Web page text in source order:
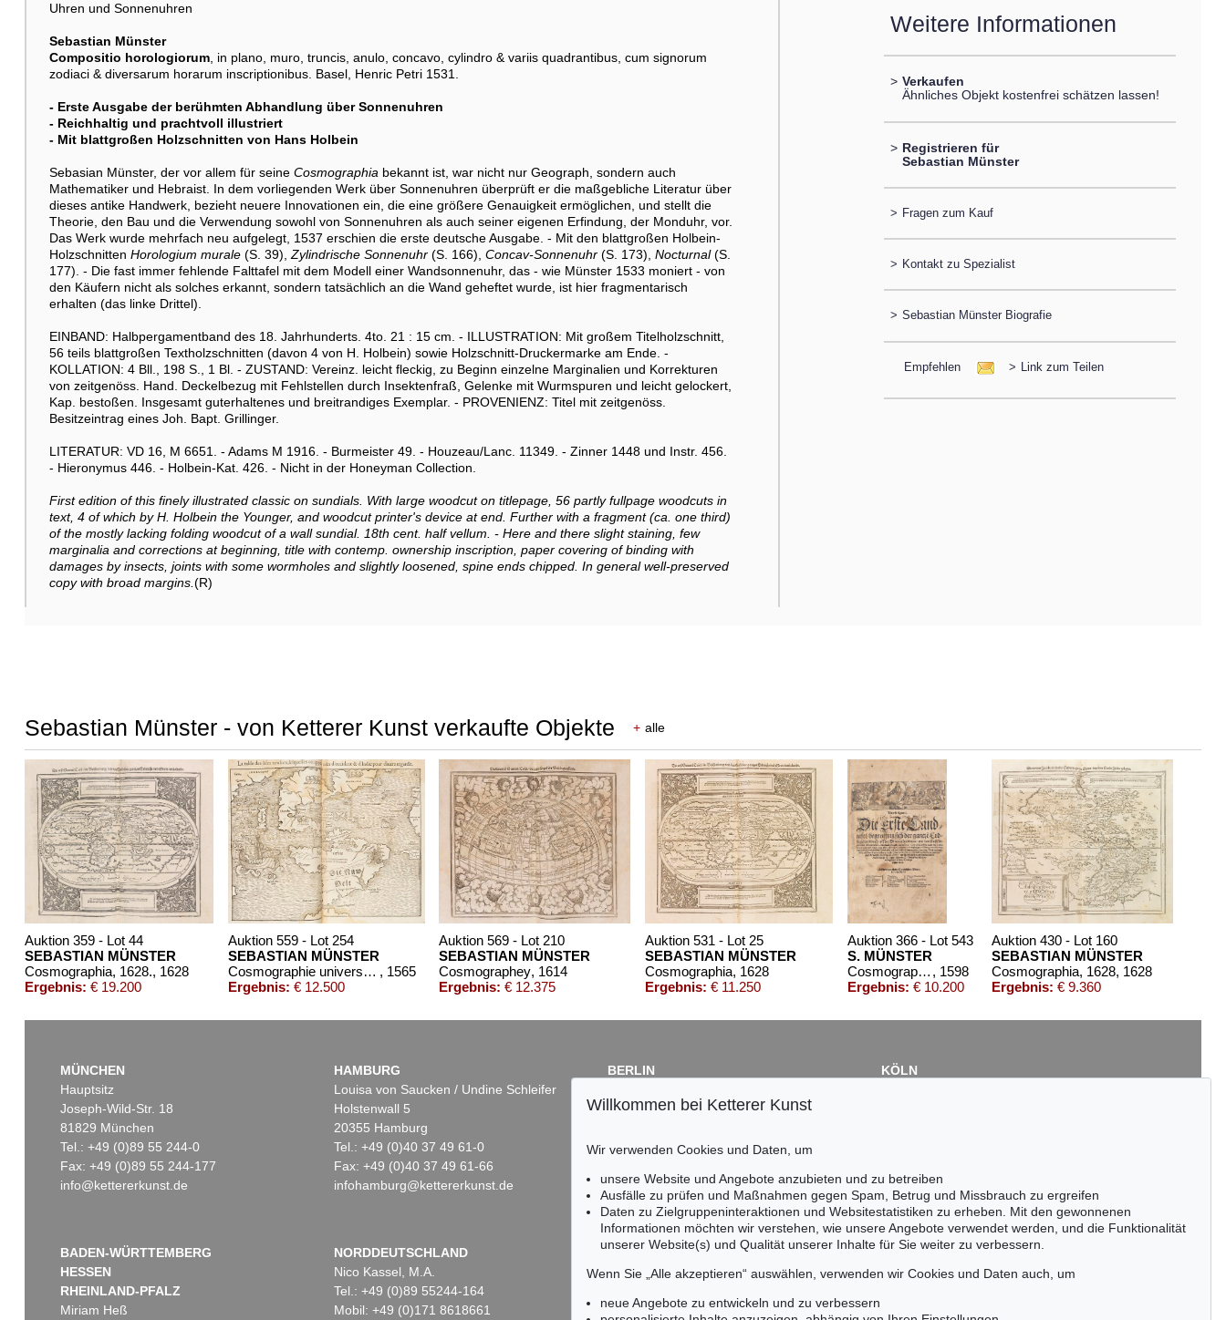
Uhren und Sonnenuhren
Sebastian Münster
Compositio horologiorum, in plano, muro, truncis, anulo, concavo, cylindro & variis quadrantibus, cum signorum
zodiaci & diversarum horarum inscriptionibus. Basel, Henric Petri 1531.
- Erste Ausgabe der berühmten Abhandlung über Sonnenuhren
- Reichhaltig und prachtvoll illustriert
- Mit blattgroßen Holzschnitten von Hans Holbein
Sebasian Münster, der vor allem für seine Cosmographiabekannt ist, war nicht nur Geograph, sondern auch
Mathematiker und Hebraist. In dem vorliegenden Werk über Sonnenuhren überprüft er die maßgebliche Literatur über
dieses antike Handwerk, bezieht neuere Innovationen ein, die eine größere Genauigkeit ermöglichen, und stellt die
Theorie, den Bau und die Verwendung sowohl von Sonnenuhren als auch seiner eigenen Erfindung, der Monduhr, vor.
Das Werk wurde mehrfach neu aufgelegt, 1537 erschien die erste deutsche Ausgabe. - Mit den blattgroßen Holbein-
Holzschnitten Horologium murale(S. 39),Zylindrische Sonnenuhr (S. 166), Concav-Sonnenuhr(S. 173), Nocturnal(S.
177). - Die fast immer fehlende Falttafel mit dem Modell einer Wandsonnenuhr, das - wie Münster 1533 moniert - von
den Käufern nicht als solches erkannt, sondern tatsächlich an die Wand geheftet wurde, ist hier fragmentarisch
erhalten (das linke Drittel).
EINBAND: Halbpergamentband des 18. Jahrhunderts. 4to. 21 : 15 cm. - ILLUSTRATION: Mit großem Titelholzschnitt,
56 teils blattgroßen Textholzschnitten (davon 4 von H. Holbein) sowie Holzschnitt-Druckermarke am Ende. -
KOLLATION: 4 Bll., 198 S., 1 Bl. - ZUSTAND: Vereinz. leicht fleckig, zu Beginn einzelne Marginalien und Korrekturen
von zeitgenöss. Hand. Deckelbezug mit Fehlstellen durch Insektenfraß, Gelenke mit Wurmspuren und leicht gelockert,
Kap. bestoßen. Insgesamt guterhaltenes und breitrandiges Exemplar. - PROVENIENZ: Titel mit zeitgenöss.
Besitzeintrag eines Joh. Bapt. Grillinger.
LITERATUR: VD 16, M 6651. - Adams M 1916. - Burmeister 49. - Houzeau/Lanc. 11349. - Zinner 1448 und Instr. 456.
- Hieronymus 446. - Holbein-Kat. 426. - Nicht in der Honeyman Collection.
First edition of this finely illustrated classic on sundials. With large woodcut on titlepage, 56 partly fullpage woodcuts in
text, 4 of which by H. Holbein the Younger, and woodcut printer's device at end. Further with a fragment (ca. one third)
of the mostly lacking folding woodcut of a wall sundial. 18th cent. half vellum. - Here and there slight staining, few
marginalia and corrections at beginning, title with contemp. ownership inscription, paper covering of binding with
damages by insects, joints with some wormholes and slightly loosened, spine ends chipped. In general well-preserved
copy with broad margins.(R)
Weitere Informationen
> Verkaufen
Ähnliches Objekt kostenfrei schätzen lassen!
> Registrieren für
Sebastian Münster
> Fragen zum Kauf
> Kontakt zu Spezialist
> Sebastian Münster Biografie
Empfehlen > Link zum Teilen
Sebastian Münster - von Ketterer Kunst verkaufte Objekte + alle
Auktion 359 - Lot 44
SEBASTIAN MÜNSTER
Cosmographia, 1628., 1628
Ergebnis: € 19.200
Auktion 559 - Lot 254
SEBASTIAN MÜNSTER
Cosmographie universelle , 1565
Ergebnis: € 12.500
Auktion 569 - Lot 210
SEBASTIAN MÜNSTER
Cosmographey, 1614
Ergebnis: € 12.375
Auktion 531 - Lot 25
SEBASTIAN MÜNSTER
Cosmographia, 1628
Ergebnis: € 11.250
Auktion 366 - Lot 543
S. MÜNSTER
Cosmographey. Basel 1598. , 1598
Ergebnis: € 10.200
Auktion 430 - Lot 160
SEBASTIAN MÜNSTER
Cosmographia, 1628, 1628
Ergebnis: € 9.360
Auktion 266 - Lot 42
Auktion 287 - Lot 493
Auktion 305 - Lot 590
Auktion 604 - Lot 180
SEBASTIAN MÜNSTER
, 1574
Ergebnis:€ 6.350
Auktion 491 - Lot 170
SEBASTIAN MÜNSTER
, 1578
Ergebnis: € 6.125
MÜNCHEN
Hauptsitz
Joseph-Wild-Str. 18
81829 München
Tel.: +49 (0)89 55 244-0
Fax: +49 (0)89 55 244-177
info@kettererkunst.de
HAMBURG
Louisa von Saucken / Undine Schleifer
Holstenwall 5
20355 Hamburg
Tel.: +49 (0)40 37 49 61-0
Fax: +49 (0)40 37 49 61-66
infohamburg@kettererkunst.de
BERLIN
Fasanenstr. 70
Tel.: +49 (0)30 88 67 53-63
infoberlin@kettererkunst.de
KÖLN
BADEN-WÜRTTEMBERG
HESSEN
RHEINLAND-PFALZ
Miriam Heß
NORDDEUTSCHLAND
Nico Kassel, M.A.
Tel.: +49 (0)89 55244-164
Mobil: +49 (0)171 8618661
Keine Auktion mehr verpassen!
Wir informieren Sie rechtzeitig.
Willkommen bei Ketterer Kunst
Wir verwenden Cookies und Daten, um
unsere Website und Angebote anzubieten und zu betreiben
Ausfälle zu prüfen und Maßnahmen gegen Spam, Betrug und Missbrauch zu ergreifen
Daten zu Zielgruppeninteraktionen und Websitestatistiken zu erheben. Mit den gewonnenen
Informationen möchten wir verstehen, wie unsere Angebote verwendet werden, und die Funktionalität
unserer Website(s) und Qualität unserer Inhalte für Sie weiter zu verbessern.
Wenn Sie „Alle akzeptieren“ auswählen, verwenden wir Cookies und Daten auch, um
neue Angebote zu entwickeln und zu verbessern